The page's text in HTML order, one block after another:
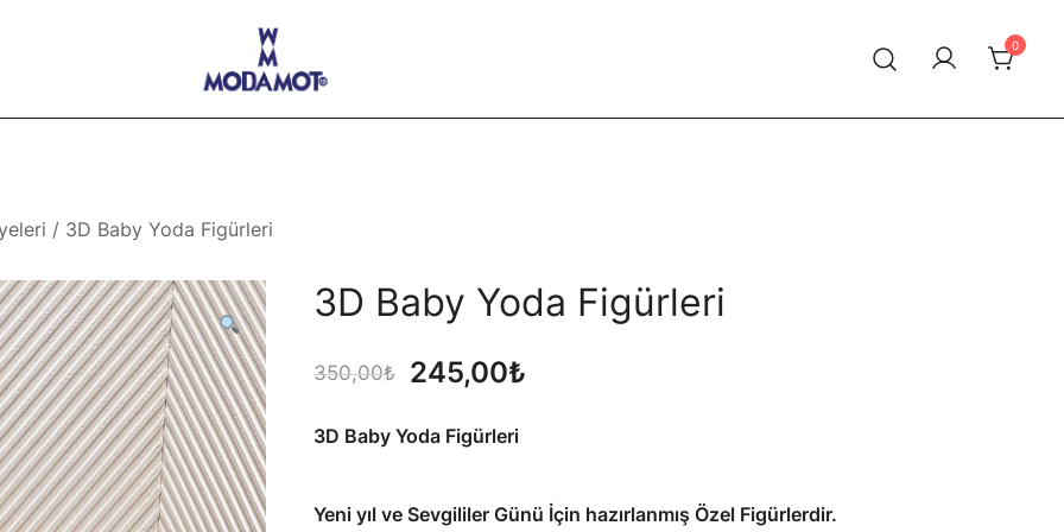
Modamot E-Ticaret
0
/ 3D Baby Yoda Figürleri
3D Baby Yoda Figürleri
350,00₺
Orijinal
245,00₺
245,00₺.
3D Baby Yoda Figürleri
Yeni yıl ve Sevgililer Günü İçin hazırlanmış Özel Figürlerdir.